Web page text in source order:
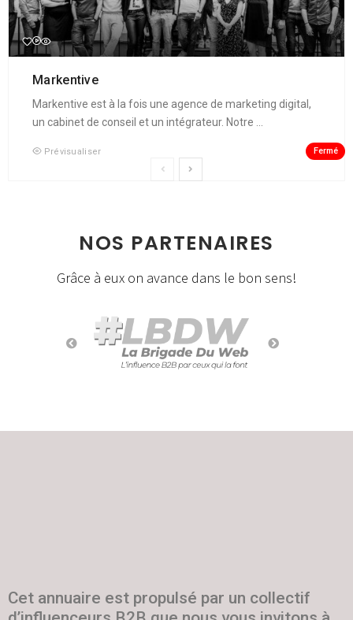
Markentive
Markentive est à la fois une agence de marketing digital,
un cabinet de conseil et un intégrateur. Notre ...
Prévisualiser Fermé
NOS PARTENAIRES
Grâce à eux on avance dans le bon sens!
Cet annuaire est propulsé par un collectif